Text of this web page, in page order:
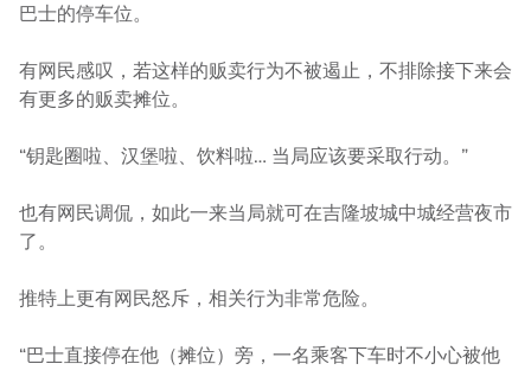
巴士的停车位。
有网民感叹，若这样的贩卖行为不被遏止，不排除接下来会
有更多的贩卖摊位。
“钥匙圈啦、汉堡啦、饮料啦… 当局应该要采取行动。”
也有网民调侃，如此一来当局就可在吉隆坡城中城经营夜市
了。
推特上更有网民怒斥，相关行为非常危险。
“巴士直接停在他（摊位）旁，一名乘客下车时不小心被他